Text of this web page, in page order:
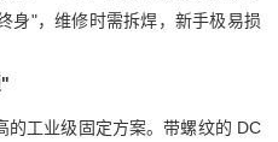
身"，维修时需拆焊，新手极易损
的工业级固定方案。带螺纹的 DC